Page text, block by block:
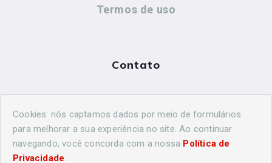
Termos de uso
Contato
(44) 99883-8883
cidadeshistoricasoficial@gmail.com
Cookies: nós captamos dados por meio de formulários
para melhorar a sua experiência no site. Ao continuar
navegando, você concorda com a nossa Política de
Privacidade.